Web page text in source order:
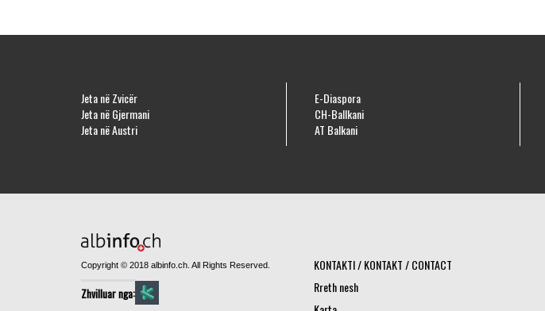
Jeta në Zvicër
Jeta në Gjermani
Jeta në Austri
E-Diaspora
CH-Ballkani
AT Balkani
Copyright © 2018 albinfo.ch. All Rights Reserved.
Zhvilluar nga:
KONTAKTI / KONTAKT / CONTACT
Rreth nesh